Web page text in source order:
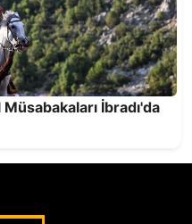
İbradı'da